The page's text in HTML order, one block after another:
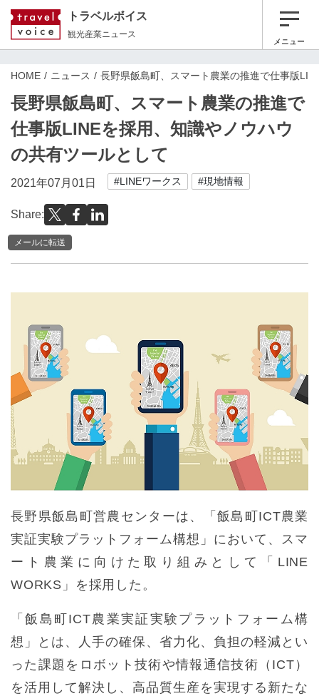
トラベルボイス
観光産業ニュース
メニュー
HOME ニュース 長野県飯島町、スマート農業の推進で仕事版
長野県飯島町、スマート農業の推進で
仕事版LINEを採用、知識やノウハウ
の共有ツールとして
2021年07月01日 #LINEワークス #現地情報
Share:
メールに転送
長野県飯島町営農センターは、「飯島町ICT農業
実証実験プラットフォーム構想」において、スマ
ート農業に向けた取り組みとして「LINE
WORKS」を採用した。
「飯島町ICT農業実証実験プラットフォーム構
想」とは、人手の確保、省力化、負担の軽減とい
った課題をロボット技術や情報通信技術（ICT）
を活用して解決し、高品質生産を実現する新たな